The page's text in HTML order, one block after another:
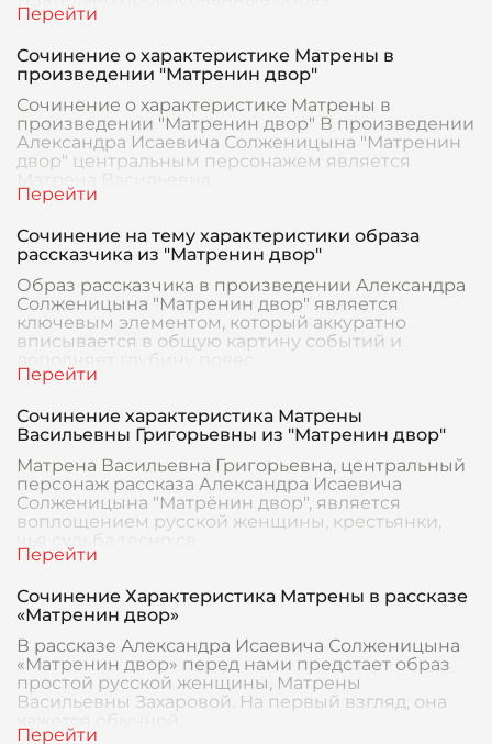
Сочинение о характеристике Матрены в
произведении "Матренин двор"
Сочинение о характеристике Матрены в
произведении "Матренин двор" В произведении
Александра Исаевича Солженицына "Матренин
двор" центральным персонажем является
Матрена Васильевна
Сочинение на тему характеристики образа
рассказчика из "Матренин двор"
Образ рассказчика в произведении Александра
Солженицына "Матренин двор" является
ключевым элементом, который аккуратно
вписывается в общую картину событий и
дополняет глубину повес
Сочинение характеристика Матрены
Васильевны Григорьевны из "Матренин двор"
Матрена Васильевна Григорьевна, центральный
персонаж рассказа Александра Исаевича
Солженицына "Матрёнин двор", является
воплощением русской женщины, крестьянки,
чья судьба тесно св
Сочинение Характеристика Матрены в рассказе
«Матренин двор»
В рассказе Александра Исаевича Солженицына
«Матренин двор» перед нами предстает образ
простой русской женщины, Матрены
Васильевны Захаровой. На первый взгляд, она
кажется обычной,